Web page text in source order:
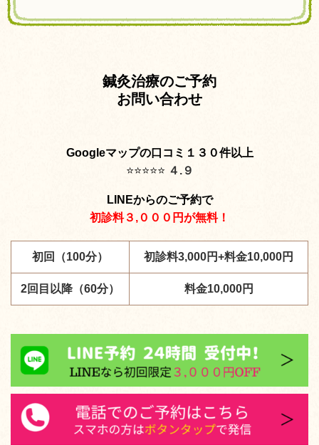
鍼灸治療のご予約
お問い合わせ
Googleマップの口コミ１３０件以上
⭐️⭐️⭐️⭐️⭐️ ４.９
LINEからのご予約で
初診料３,０００円が無料！
初回（100分） 初診料3,000円+料金10,000円
2回目以降（60分） 料金10,000円